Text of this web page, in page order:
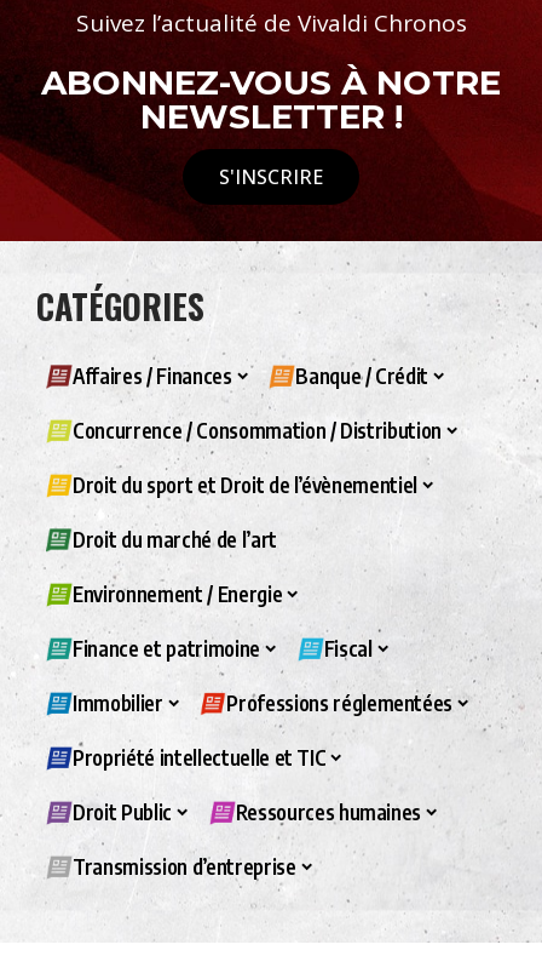
Suivez l’actualité de Vivaldi Chronos
ABONNEZ-VOUS À NOTRE
NEWSLETTER !
S'INSCRIRE
CATÉGORIES
Affaires / Finances Banque / Crédit
Concurrence / Consommation / Distribution
Droit du sport et Droit de l’évènementiel
Droit du marché de l’art
Environnement / Energie
Finance et patrimoine Fiscal
Immobilier Professions réglementées
Propriété intellectuelle et TIC
Droit Public Ressources humaines
Transmission d’entreprise